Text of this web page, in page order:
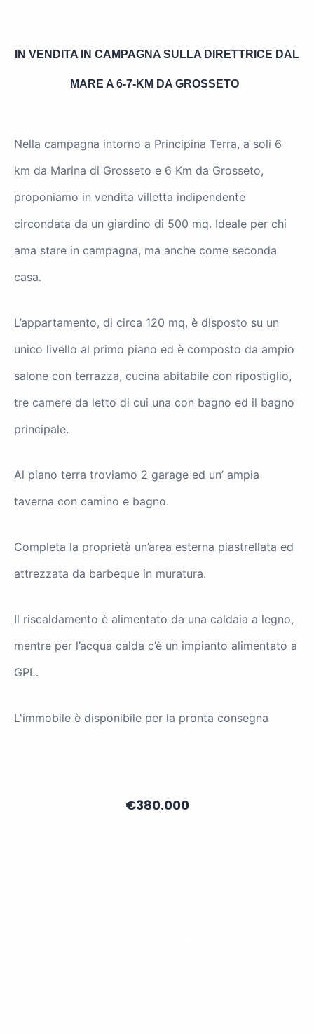
IN VENDITA IN CAMPAGNA SULLA DIRETTRICE DAL
MARE A 6-7-KM DA GROSSETO
Nella campagna intorno a Principina Terra, a soli 6
km da Marina di Grosseto e 6 Km da Grosseto,
proponiamo in vendita villetta indipendente
circondata da un giardino di 500 mq. Ideale per chi
ama stare in campagna, ma anche come seconda
casa.
L’appartamento, di circa 120 mq, è disposto su un
unico livello al primo piano ed è composto da ampio
salone con terrazza, cucina abitabile con ripostiglio,
tre camere da letto di cui una con bagno ed il bagno
principale.
Al piano terra troviamo 2 garage ed un’ ampia
taverna con camino e bagno.
Completa la proprietà un’area esterna piastrellata ed
attrezzata da barbeque in muratura.
Il riscaldamento è alimentato da una caldaia a legno,
mentre per l’acqua calda c’è un impianto alimentato a
GPL.
L'immobile è disponibile per la pronta consegna
€380.000